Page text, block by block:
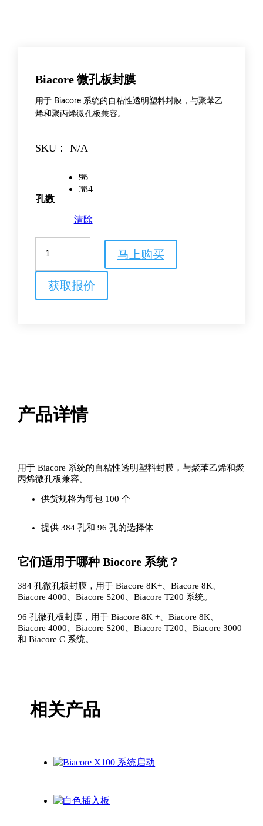
Biacore 微孔板封膜
用于 Biacore 系统的自粘性透明塑料封膜，与聚苯乙
烯和聚丙烯微孔板兼容。
SKU： N/A
孔数
96
384
清除
膜
马上购买
获取报价
产品详情
用于 Biacore 系统的自粘性透明塑料封膜，与聚苯乙烯和聚
丙烯微孔板兼容。
供货规格为每包 100 个
提供 384 孔和 96 孔的选择体
它们适用于哪种 Biocore 系统？
384 孔微孔板封膜，用于 Biacore 8K+、Biacore 8K、
Biacore 4000、Biacore S200、Biacore T200 系统。
96 孔微孔板封膜，用于 Biacore 8K +、Biacore 8K、
Biacore 4000、Biacore S200、Biacore T200、Biacore 3000
和 Biacore C 系统。
相关产品